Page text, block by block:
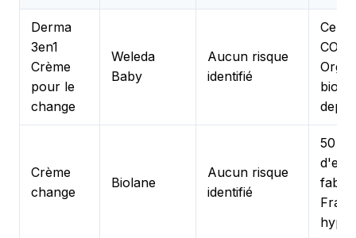
Derma
3en1
Crème
pour le
change
Weleda
Baby
Aucun risque
identifié
Crème
change
Biolane
Aucun risque
identifié
50